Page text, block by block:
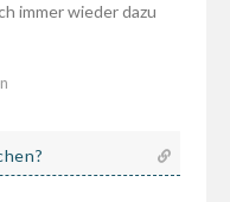
immer wieder dazu